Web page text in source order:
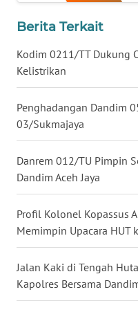
Berita Terkait
Kodim 0211/TT Dukung
Kelistrikan
Penghadangan Dandim
03/Sukmajaya
Danrem 012/TU Pimpin
Dandim Aceh Jaya
Profil Kolonel Kopassus
Memimpin Upacara HUT
Jalan Kaki di Tengah
Kapolres Bersama
WN
LAMPUNG
WN
JATENG
WN
NUSANTARA
WN
JOGJA
WN
JATIM